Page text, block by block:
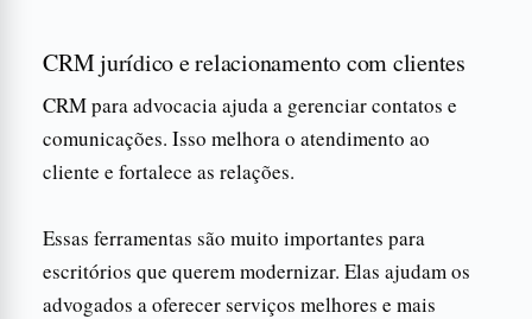
CRM jurídico e relacionamento com clientes
CRM para advocacia ajuda a gerenciar contatos e
comunicações. Isso melhora o atendimento ao
cliente e fortalece as relações.
Essas ferramentas são muito importantes para
escritórios que querem modernizar. Elas ajudam os
advogados a oferecer serviços melhores e mais